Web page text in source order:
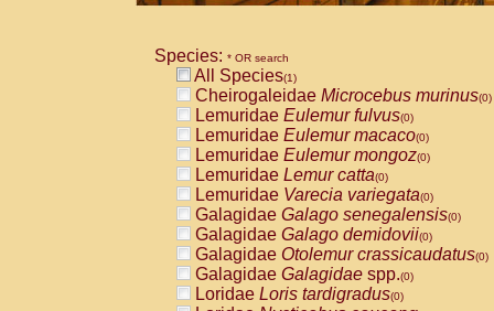
Species: * OR search
All Species(1)
Cheirogaleidae Microcebus murinus(0)
Lemuridae Eulemur fulvus(0)
Lemuridae Eulemur macaco(0)
Lemuridae Eulemur mongoz(0)
Lemuridae Lemur catta(0)
Lemuridae Varecia variegata(0)
Galagidae Galago senegalensis(0)
Galagidae Galago demidovii(0)
Galagidae Otolemur crassicaudatus(0)
Galagidae Galagidae spp.(0)
Loridae Loris tardigradus(0)